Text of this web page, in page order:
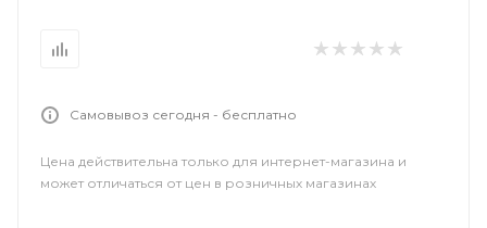
Самовывоз сегодня - бесплатно
Цена действительна только для интернет-магазина и
может отличаться от цен в розничных магазинах